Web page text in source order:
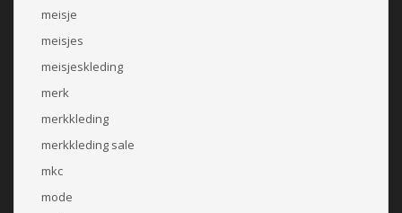
meisje
meisjes
meisjeskleding
merk
merkkleding
merkkleding sale
mkc
mode